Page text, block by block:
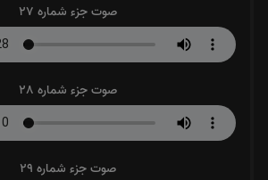
صوت جزء شماره 27
صوت جزء شماره 28
صوت جزء شماره 29